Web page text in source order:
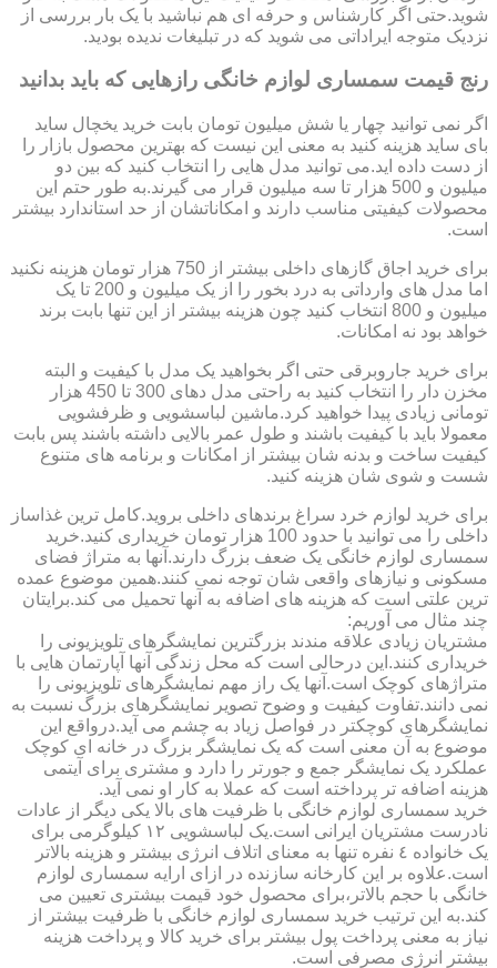
شوید.حتی اگر کارشناس و حرفه ای هم نباشید با یک بار بررسی از
نزدیک متوجه ایراداتی می شوید که در تبلیغات ندیده بودید.
رنج قیمت سمساری لوازم خانگی رازهایی که باید بدانید
اگر نمی توانید چهار یا شش میلیون تومان بابت خرید یخچال ساید
بای ساید هزینه کنید به معنی این نیست که بهترین محصول بازار را
از دست داده اید.می توانید مدل هایی را انتخاب کنید که بین دو
میلیون و 500 هزار تا سه میلیون قرار می گیرند.به طور حتم این
محصولات کیفیتی مناسب دارند و امکاناتشان از حد استاندارد بیشتر
است.
برای خرید اجاق گازهای داخلی بیشتر از 750 هزار تومان هزینه نکنید
اما مدل های وارداتی به درد بخور را از یک میلیون و 200 تا یک
میلیون و 800 انتخاب کنید چون هزینه بیشتر از این تنها بابت برند
خواهد بود نه امکانات.
برای خرید جاروبرقی حتی اگر بخواهید یک مدل با کیفیت و البته
مخزن دار را انتخاب کنید به راحتی مدل دهای 300 تا 450 هزار
تومانی زیادی پیدا خواهید کرد.ماشین لباسشویی و ظرفشویی
معمولا باید با کیفیت باشند و طول عمر بالایی داشته باشند پس بابت
کیفیت ساخت و بدنه شان بیشتر از امکانات و برنامه های متنوع
شست و شوی شان هزینه کنید.
برای خرید لوازم خرد سراغ برندهای داخلی بروید.کامل ترین غذاساز
داخلی را می توانید با حدود 100 هزار تومان خریداری کنید.خرید
سمساری لوازم خانگی یک ضعف بزرگ دارند.آنها به متراژ فضای
مسکونی و نیازهای واقعی شان توجه نمی کنند.همین موضوع عمده
ترین علتی است که هزینه های اضافه به آنها تحمیل می کند.برایتان
چند مثال می آوریم:
مشتریان زیادی علاقه مندند بزرگترین نمایشگرهای تلویزیونی را
خریداری کنند.این درحالی است که محل زندگی آنها آپارتمان هایی با
متراژهای کوچک است.آنها یک راز مهم نمایشگرهای تلویزیونی را
نمی دانند.تفاوت کیفیت و وضوح تصویر نمایشگرهای بزرگ نسبت به
نمایشگرهای کوچکتر در فواصل زیاد به چشم می آید.درواقع این
موضوع به آن معنی است که یک نمایشگر بزرگ در خانه ای کوچک
عملکرد یک نمایشگر جمع و جورتر را دارد و مشتری برای آیتمی
هزینه اضافه تر پرداخته است که عملا به کار او نمی آید.
خرید سمساری لوازم خانگی با ظرفیت های بالا یکی دیگر از عادات
نادرست مشتریان ایرانی است.یک لباسشویی ١٢ کیلوگرمی برای
یک خانواده ٤ نفره تنها به معنای اتلاف انرژی بیشتر و هزینه بالاتر
است.علاوه بر این کارخانه سازنده در ازای ارایه سمساری لوازم
خانگی با حجم بالاتر،برای محصول خود قیمت بیشتری تعیین می
کند.به این ترتیب خرید سمساری لوازم خانگی با ظرفیت بیشتر از
نیاز به معنی پرداخت پول بیشتر برای خرید کالا و پرداخت هزینه
بیشتر انرژی مصرفی است.